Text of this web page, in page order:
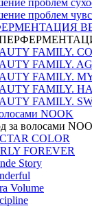
проблем
FAMILY.
FAMILY.
FAMILY.
FAMILY.
FAMILY.
NOOK
за волосами
COLOR
FOREVER
Story
Volume